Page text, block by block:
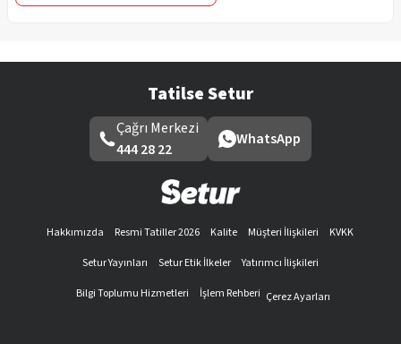
Tatilse Setur
Çağrı Merkezi
444 28 22
WhatsApp
Hakkımızda Resmi Tatiller 2026 Kalite Müşteri İlişkileri
KVKK
Setur Yayınları
Setur Etik İlkeler
Yatırımcı İlişkileri
Bilgi Toplumu Hizmetleri
İşlem Rehberi Çerez Ayarları